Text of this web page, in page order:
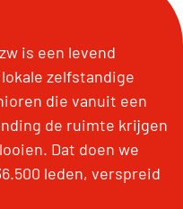
is een levend
zelfstandige
die vanuit een
de ruimte krijgen
Dat doen we
leden, verspreid